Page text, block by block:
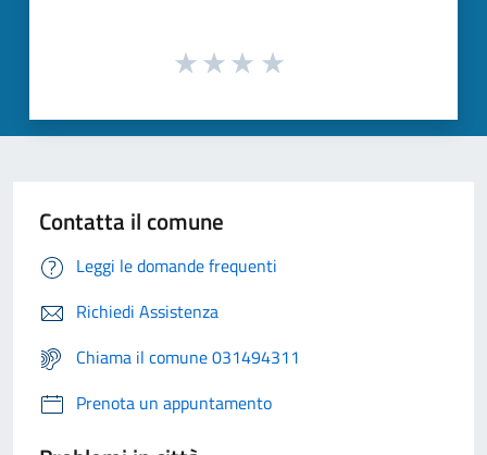
Contatta il comune
Leggi le domande frequenti
Richiedi Assistenza
Chiama il comune 031494311
Prenota un appuntamento